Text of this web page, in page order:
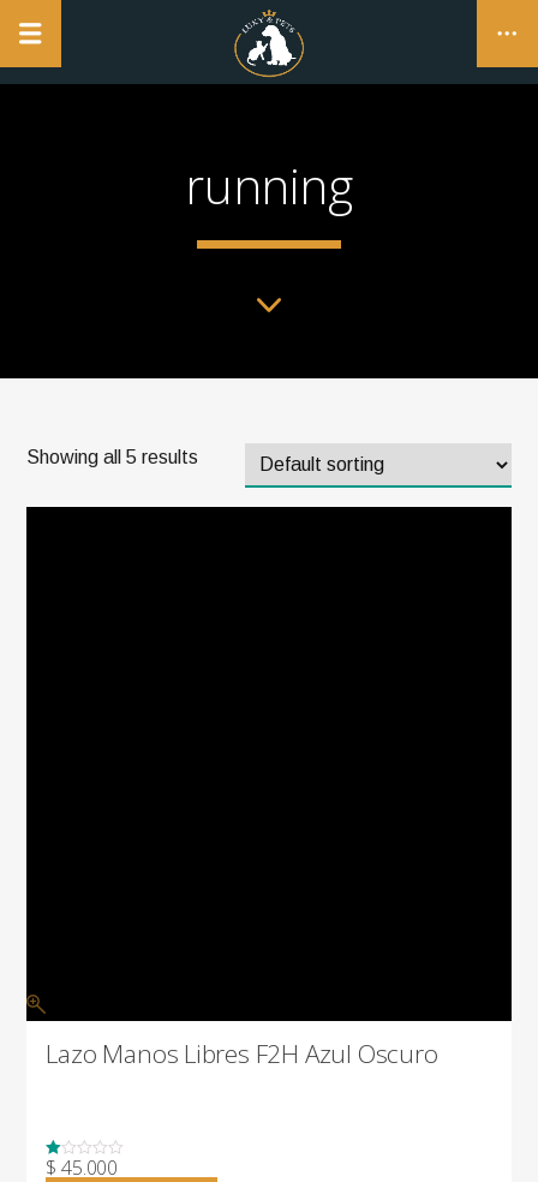
NO PRODUCTS IN THE CART.
running
Showing all 5 results
Lazo Manos Libres F2H Azul Oscuro
Rated
$ 45.000